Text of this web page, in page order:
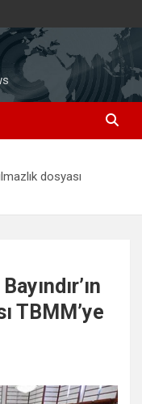
dosyası
TBMM’ye